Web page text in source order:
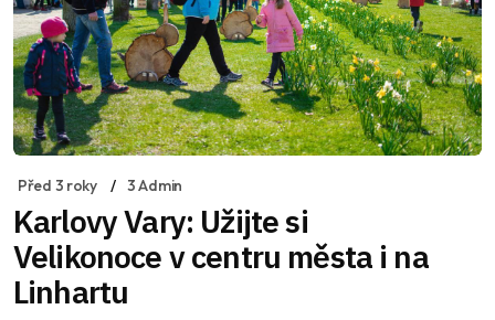
Před 3 roky 3 Admin
Karlovy Vary: Užijte si
Velikonoce v centru města i na
Linhartu